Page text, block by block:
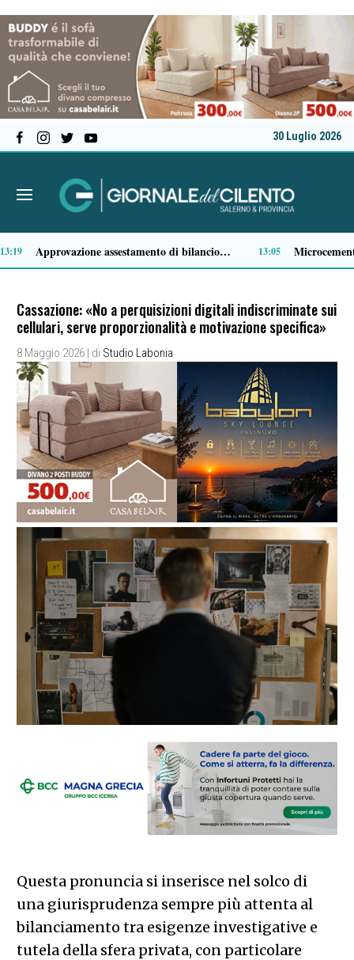
30 Luglio 2026
11:36 Comparto ittico, dalla Regione Campania 3 milioni di euro per fronteggiare il caro-gasolio 11:15
Cassazione: «No a perquisizioni digitali indiscriminate sui
cellulari, serve proporzionalità e motivazione specifica»
8 Maggio 2026 | di Studio Labonia
Questa pronuncia si inserisce nel solco di
una giurisprudenza sempre più attenta al
bilanciamento tra esigenze investigative e
tutela della sfera privata, con particolare